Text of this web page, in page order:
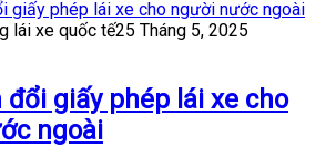
lái xe quốc tế25 Tháng 5, 2025
đổi giấy phép lái xe cho
ngoài